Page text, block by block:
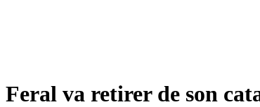
Feral va retirer de son